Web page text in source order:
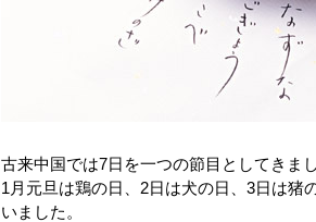
古来中国では7日を一つの節目としてきまし
1月元旦は鶏の日、2日は犬の日、3日は猪
いました。